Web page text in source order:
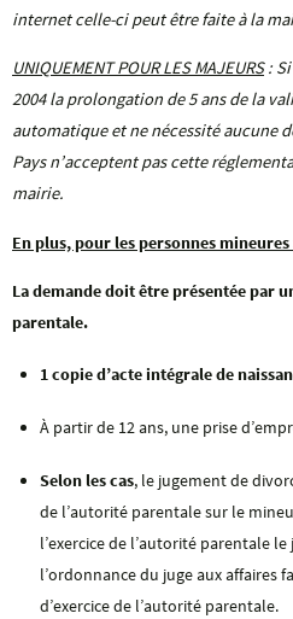
internet celle-ci peut être faite à la
UNIQUEMENT POUR LES MAJEURS: Si
2004 la prolongation de 5 ans de la
automatique et ne nécessité aucune
Pays n’acceptent pas cette
mairie.
En plus, pour les personnes mineures
La demande doit être présentée par
parentale.
1 copie d’acte intégrale de
À partir de 12 ans, une prise
Selon les cas, le jugement de
de l’autorité parentale sur le
l’exercice de l’autorité parentale
l’ordonnance du juge aux affaires
d’exercice de l’autorité parentale.